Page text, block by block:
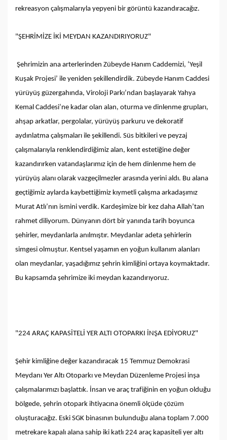
rekreasyon çalışmalarıyla yepyeni bir görüntü kazandıracağız.
"ŞEHRİMİZE İKİ MEYDAN KAZANDIRIYORUZ"
Şehrimizin ana arterlerinden Zübeyde Hanım Caddemizi, ‘Yeşil
Kuşak Projesi’ ile yeniden şekillendirdik. Zübeyde Hanım Caddesi
yürüyüş güzergahında, Viroloji Parkı’ndan başlayarak Yahya
Kemal Caddesi’ne kadar olan alan, oturma ve dinlenme grupları,
ahşap arkatlar, pergolalar, yürüyüş parkuru ve dekoratif
aydınlatma çalışmaları ile şekillendi. Süs bitkileri ve peyzaj
çalışmalarıyla renklendirdiğimiz alan, kent estetiğine değer
kazandırırken vatandaşlarımız için de hem dinlenme hem de
yürüyüş alanı olarak vazgeçilmezler arasında yerini aldı. Bu alana
geçtiğimiz aylarda kaybettiğimiz kıymetli çalışma arkadaşımız
Murat Atlı’nın ismini verdik. Kardeşimize bir kez daha Allah’tan
rahmet diliyorum. Dünyanın dört bir yanında tarih boyunca
şehirler, meydanlarla anılmıştır. Meydanlar adeta şehirlerin
simgesi olmuştur. Kentsel yaşamın en yoğun kullanım alanları
olan meydanlar, yaşadığımız şehrin kimliğini ortaya koymaktadır.
Bu kapsamda şehrimize iki meydan kazandırıyoruz.
"224 ARAÇ KAPASİTELİ YER ALTI OTOPARKI İNŞA EDİYORUZ"
Şehir kimliğine değer kazandıracak 15 Temmuz Demokrasi
Meydanı Yer Altı Otoparkı ve Meydan Düzenleme Projesi inşa
çalışmalarımızı başlattık. İnsan ve araç trafiğinin en yoğun olduğu
bölgede, şehrin otopark ihtiyacına önemli ölçüde çözüm
oluşturacağız. Eski SGK binasının bulunduğu alana toplam 7.000
metrekare kapalı alana sahip iki katlı 224 araç kapasiteli yer altı